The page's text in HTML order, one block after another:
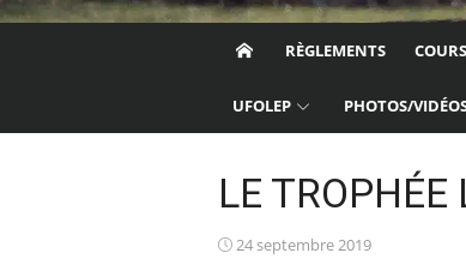
RÈGLEMENTS
UFOLEP PHOTOS/
LE TROPHÉE
Posted
24 septembre 2019